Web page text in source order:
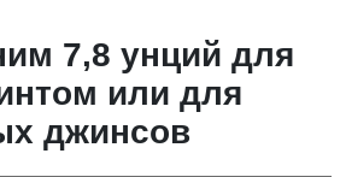
7,8 унций для
или для
джинсов